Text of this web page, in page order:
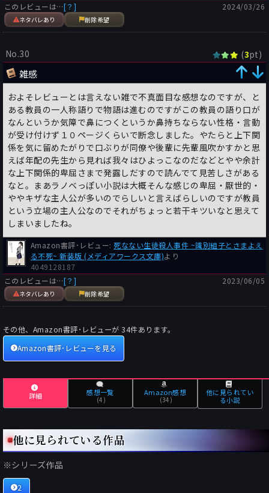
このレビューは…[？]
ネタバレあり 削除希望
2024/03/26
No.30 (3pt)
雑感
およそレビューとは言えない雑で不真面目な感想なのですが、と
ある教員の一人称語りで物語は進むのですがこの教員の語り口が
なんというか気障で鼻につくというか鼻持ちならない性格・言動
が受け付けず１０ページくらいで断念しました。やたらと上下関
係を気に留めたがりで口ぶりが同僚や後輩に先輩風吹かすかと思
えば年配の先生から見れば我々はひよっこなのだなどとやや余計
な上下関係的卑屈さまで発露しだすので読んでて見苦しさがある
なと。まあラノベっぽい小説は大概そんな感じの卑屈・厭世的・
ややキザな主人公が多いのでらしいと言えばらしいのですが教員
という立場の主人公なのでそれがちょっと若干キツいなと思えて
しまいましたね。
Amazon書評･レビュー:死なない生徒殺人事件 ~識別組子とさまよえ
る不死~ 新装版 (メディアワークス文庫)より
4049128187
このレビューは…[？]
ネタバレあり 削除希望
2023/06/05
その他、Amazon書評･レビューが34件あります。
Amazon書評･レビューを見る
詳細 感想一覧
(4)
Amazon感想
(34)
他に見られてい
る小説
他に見られている作品
※シリーズ作品
2